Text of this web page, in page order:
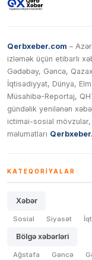
Qerbxeber.com –
izləmək üçün etibarlı
Gədəbəy, Gəncə,
İqtisadiyyat, Dünya,
Müsahibə-Reportaj,
gündəlik yenilənən
ictimai-sosial
məlumatları
KATEQORIYALAR
Xəbər
Sosial Siyasət
Bölgə xəbərləri
Ağstafa Gəncə